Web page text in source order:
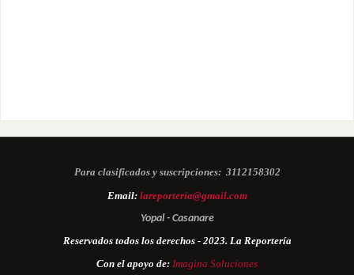
Para clasificados y suscripciones: 3112158302
Email: lareporteria@gmail.com
Yopal - Casanare
Reservados todos los derechos - 2023. La Reportería
Con el apoyo de: Imagina Soluciones